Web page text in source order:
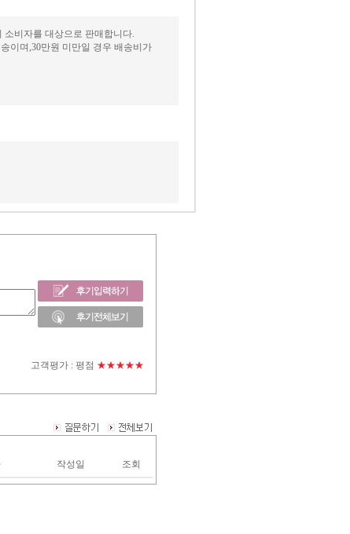
소비자를 대상으로 판매합니다.
이며,30만원 미만일 경우 배송비가
고객평가 : 평점 ★★★★★
작성일 조회